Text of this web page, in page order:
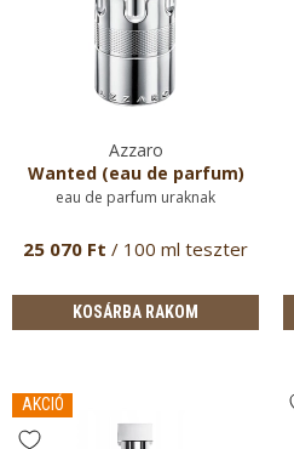
Azzaro
Wanted (eau de parfum)
eau de parfum uraknak
25 070 Ft / 100 ml teszter
KOSÁRBA RAKOM
AKCIÓ